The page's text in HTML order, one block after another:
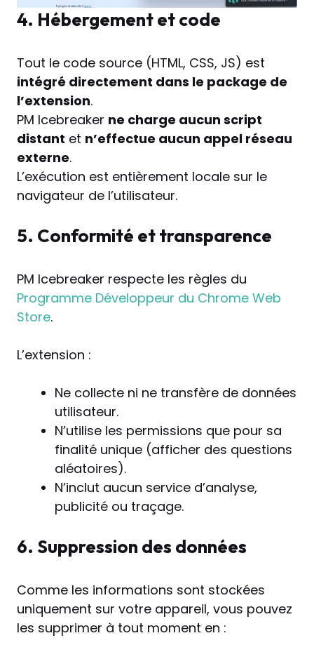
4. Hébergement et code
Tout le code source (HTML, CSS, JS) est
intégré directement dans le package de
l’extension.
PM Icebreaker ne charge aucun script
distant et n’effectue aucun appel réseau
externe.
L’exécution est entièrement locale sur le
navigateur de l’utilisateur.
5. Conformité et transparence
PM Icebreaker respecte les règles du
Programme Développeur du Chrome Web
Store.
L’extension :
Ne collecte ni ne transfère de données
utilisateur.
N’utilise les permissions que pour sa
finalité unique (afficher des questions
aléatoires).
N’inclut aucun service d’analyse,
publicité ou traçage.
6. Suppression des données
Comme les informations sont stockées
uniquement sur votre appareil, vous pouvez
les supprimer à tout moment en :